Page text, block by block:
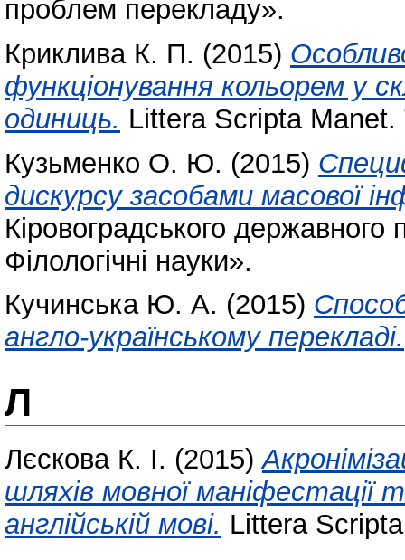
проблем перекладу».
Криклива К. П. (2015)
функціонування кольорем у
одиниць. Littera Scripta
Кузьменко О. Ю. (2015)
дискурсу засобами масової
Кіровоградського державного
Філологічні науки».
Кучинська Ю. А. (2015)
англо-українському перекладі.
Л
Лєскова К. І. (2015)
шляхів мовної маніфестації
англійській мові. Littera